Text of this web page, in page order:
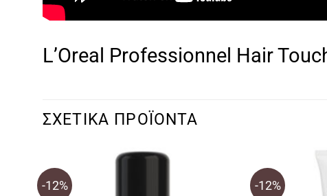
L’Oreal Professionnel Hair
ΣΧΕΤΙΚΆ ΠΡΟΪΌΝΤΑ
-12% -12%